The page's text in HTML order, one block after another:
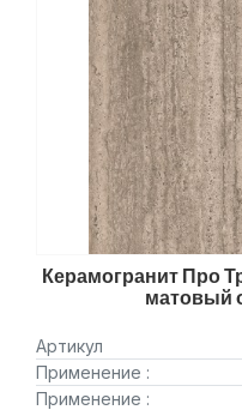
Керамогранит Про
матовый
Артикул
Применение :
Применение :